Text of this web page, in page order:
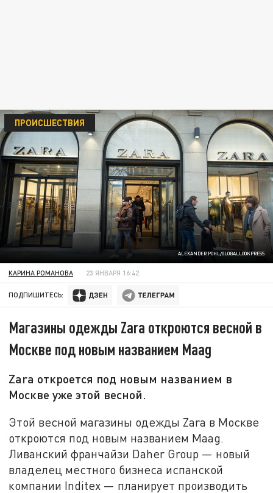
ALEXANDER POHL/GLOBALLOOKPRESS
ПРОИСШЕСТВИЯ
КАРИНА РОМАНОВА 23 ЯНВАРЯ 16:42
ПОДПИШИТЕСЬ:
Магазины одежды Zara откроются весной в
Москве под новым названием Maag
Zara откроется под новым названием в
Москве уже этой весной.
Этой весной магазины одежды Zara в Москве
откроются под новым названием Maag.
Ливанский франчайзи Daher Group — новый
владелец местного бизнеса испанской
компании Inditex — планирует производить